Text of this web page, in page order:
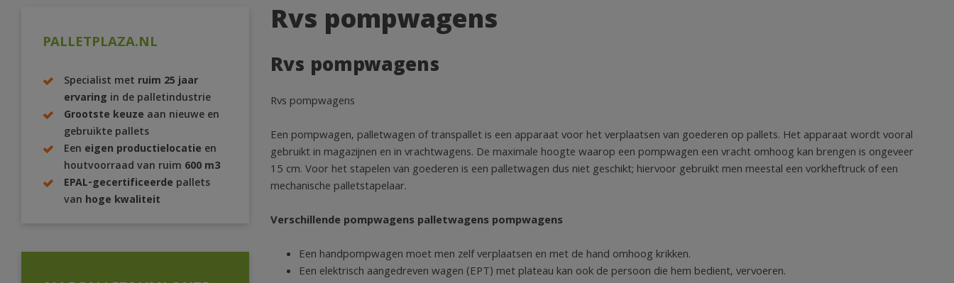
PALLETPLAZA.NL
Specialist met ruim 25 jaar
ervaring in de palletindustrie
Grootste keuze aan nieuwe en
gebruikte pallets
Een eigen productielocatie en
houtvoorraad van ruim 600 m3
EPAL-gecertificeerde pallets
van hoge kwaliteit
Rvs pompwagens
Rvs pompwagens
Rvs pompwagens
Een pompwagen, palletwagen of transpallet is een apparaat voor het verplaatsen van goederen op pallets. Het apparaat wordt vooral
gebruikt in magazijnen en in vrachtwagens. De maximale hoogte waarop een pompwagen een vracht omhoog kan brengen is ongeveer
15 cm. Voor het stapelen van goederen is een palletwagen dus niet geschikt; hiervoor gebruikt men meestal een vorkheftruck of een
mechanische palletstapelaar.
Verschillende pompwagens palletwagens pompwagens
Een handpompwagen moet men zelf verplaatsen en met de hand omhoog krikken.
Een elektrisch aangedreven wagen (EPT) met plateau kan ook de persoon die hem bedient, vervoeren.